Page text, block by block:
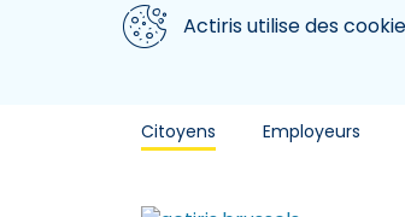
Aller au contenu principal
Nous utilisons des cookies
Actiris utilise des
Citoyens Employeurs